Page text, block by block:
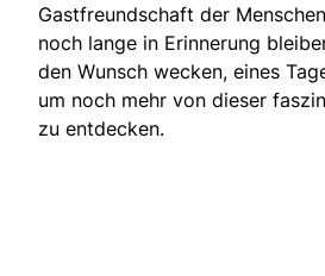
Gastfreundschaft der
noch lange in Erinnerung
den Wunsch wecken, eines
um noch mehr von dieser
zu entdecken.